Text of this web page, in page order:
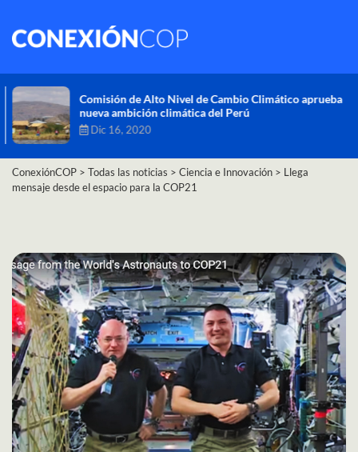
Comisión de Alto Nivel de Cambio Climático aprueba
nueva ambición climática del Perú
Dic 16, 2020
ConexiónCOP > Todas las noticias > Ciencia e Innovación > Llega
mensaje desde el espacio para la COP21